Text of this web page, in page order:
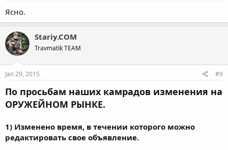
Ясно.
Stariy.COM
Travmatik TEAM
Jan 29, 2015 #9
По просьбам наших камрадов изменения на
ОРУЖЕЙНОМ РЫНКЕ.
1) Изменено время, в течении которого можно
редактировать свое объявление.